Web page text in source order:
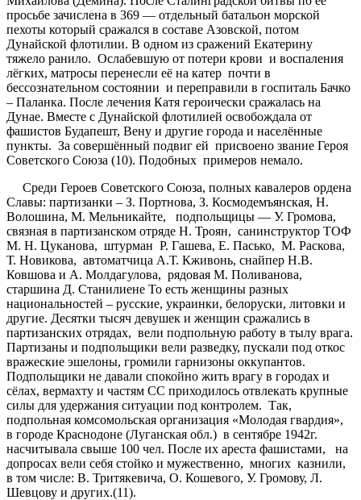
просьбе зачислена в 369 — отдельный батальон морской
пехоты который сражался в составе Азовской, потом
Дунайской флотилии. В одном из сражений Екатерину
тяжело ранило. Ослабевшую от потери крови и воспаления
лёгких, матросы перенесли её на катер почти в
бессознательном состоянии и переправили в госпиталь Бачко
– Паланка. После лечения Катя героически сражалась на
Дунае. Вместе с Дунайской флотилией освобождала от
фашистов Будапешт, Вену и другие города и населённые
пункты. За совершённый подвиг ей присвоено звание Героя
Советского Союза (10). Подобных примеров немало.
Среди Героев Советского Союза, полных кавалеров ордена
Славы: партизанки – З. Портнова, З. Космодемъянская, Н.
Волошина, М. Мельникайте, подпольщицы — У. Громова,
связная в партизанском отряде Н. Троян, санинструктор ТОФ
М. Н. Цуканова, штурман Р. Гашева, Е. Пасько, М. Раскова,
Т. Новикова, автоматчица А.Т. Кживонь, снайпер Н.В.
Ковшова и А. Молдагулова, рядовая М. Поливанова,
старшина Д. Станилиене То есть женщины разных
национальностей – русские, украинки, белоруски, литовки и
другие. Десятки тысяч девушек и женщин сражались в
партизанских отрядах, вели подпольную работу в тылу врага.
Партизаны и подпольщики вели разведку, пускали под откос
вражеские эшелоны, громили гарнизоны оккупантов.
Подпольщики не давали спокойно жить врагу в городах и
сёлах, вермахту и частям СС приходилось отвлекать крупные
силы для удержания ситуации под контролем. Так,
подпольная комсомольская организация «Молодая гвардия»,
в городе Краснодоне (Луганская обл.) в сентябре 1942г.
насчитывала свыше 100 чел. После их ареста фашистами, на
допросах вели себя стойко и мужественно, многих казнили,
в том числе: В. Тритякевича, О. Кошевого, У. Громову, Л.
Шевцову и других.(11).